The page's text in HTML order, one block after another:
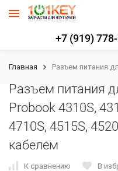
+7 (919)
Главная Разъем питания
Разъем питания
Probook 4310S,
4710S, 4515S,
кабелем
К сравнению В